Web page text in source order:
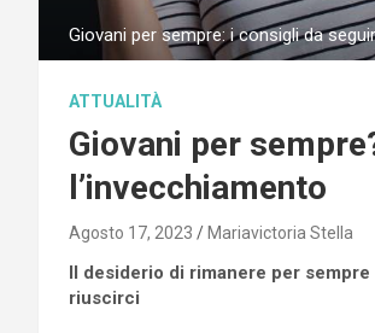
Giovani per sempre: i consigli da
ATTUALITÀ
Giovani per
l’invecchiamento
Agosto 17, 2023 Mariavictoria Stella
Il desiderio di rimanere per
riuscirci